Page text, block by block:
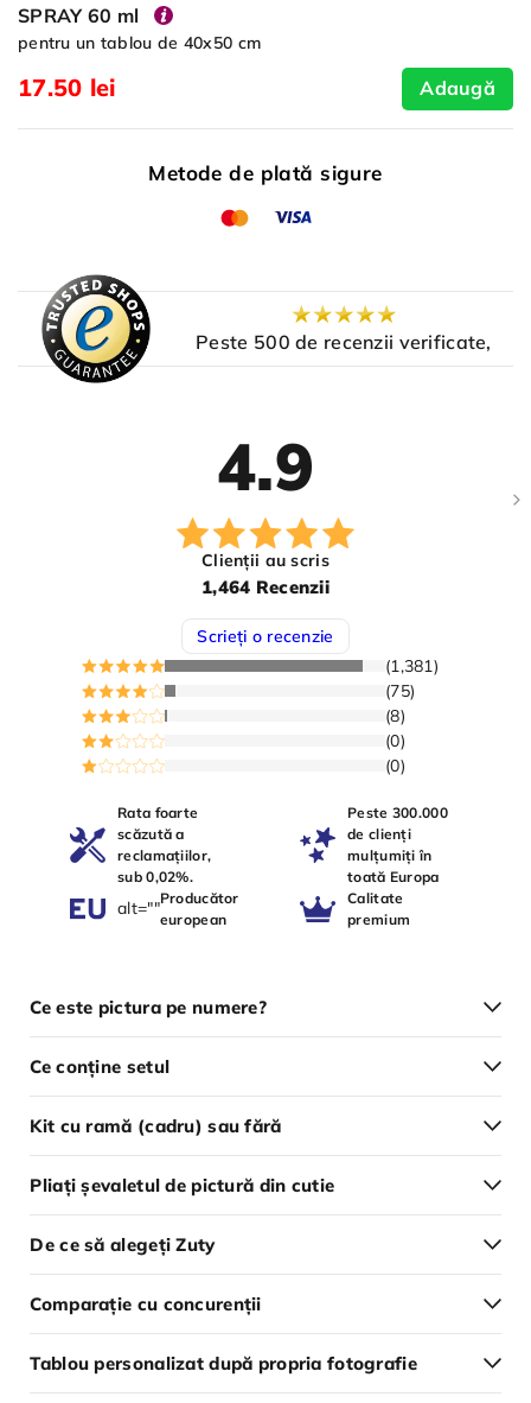
SPRAY 60 ml
pentru un tablou de 40x50 cm
17.50 lei Adaugă
Metode de plată sigure
Peste 500 de recenzii verificate,
4.9
Clienții au scris
1,464 Recenzii
Scrieți o recenzie
(1,381)
(75)
(8)
(0)
(0)
Rata foarte
scăzută a
reclamațiilor,
sub 0,02%.
Peste 300.000
de clienți
mulțumiți în
toată Europa
alt=""Producător
european
Calitate
premium
Ce este pictura pe numere?
Ce conține setul
Kit cu ramă (cadru) sau fără
Pliați șevaletul de pictură din cutie
De ce să alegeți Zuty
Comparație cu concurenții
Tablou personalizat după propria fotografie